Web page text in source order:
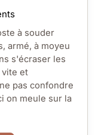
à souder
armé, à moyeu
s'écraser les
vite et
pas confondre
on meule sur la